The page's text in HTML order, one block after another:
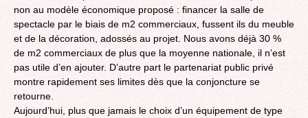
non au modèle économique proposé : financer la salle de
spectacle par le biais de m2 commerciaux, fussent ils du meuble
et de la décoration, adossés au projet. Nous avons déjà 30 %
de m2 commerciaux de plus que la moyenne nationale, il n’est
pas utile d’en ajouter. D’autre part le partenariat public privé
montre rapidement ses limites dès que la conjoncture se
retourne.
Aujourd’hui, plus que jamais le choix d’un équipement de type